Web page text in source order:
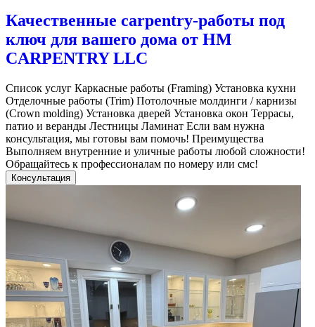
Качественные carpentry-работы под
ключ для вашего дома от HM
CARPENTRY LLC
Список услуг Каркасные работы (Framing) Установка кухни
Отделочные работы (Trim) Потолочные молдинги / карнизы
(Crown molding) Установка дверей Установка окон Террасы,
патио и веранды Лестницы Ламинат Если вам нужна
консультация, мы готовы вам помочь! Преимущества
Выполняем внутренние и уличные работы любой сложности!
Обращайтесь к профессионалам по номеру или смс!
Консультация